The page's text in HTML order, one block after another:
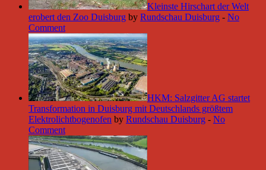
Kleinste Hirschart der Welt
erobert den Zoo Duisburg by Rundschau Duisburg - No
Comment
HKM: Salzgitter AG startet
Transformation in Duisburg mit Deutschlands größtem
Elektrolichtbogenofen by Rundschau Duisburg - No
Comment